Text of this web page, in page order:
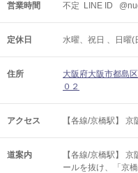
営業時間 不定 LINE ID
定休日 水曜、祝日 、日曜(
住所
大阪府大阪市都島
０２
アクセス 【各線/京橋駅】
道案内
【各線/京橋駅】
ールを抜け、「京